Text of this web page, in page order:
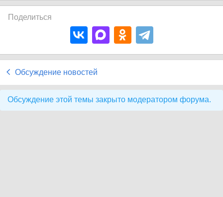
Поделиться
Обсуждение новостей
Обсуждение этой темы закрыто модератором форума.